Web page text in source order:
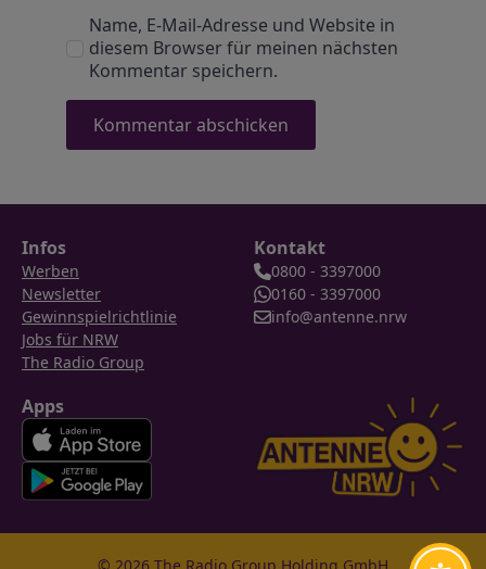
Name, E-Mail-Adresse und Website in
diesem Browser für meinen nächsten
Kommentar speichern.
Infos
Werben
Newsletter
Gewinnspielrichtlinie
Jobs für NRW
The Radio Group
Kontakt
0800 - 3397000
0160 - 3397000
info@antenne.nrw
Apps